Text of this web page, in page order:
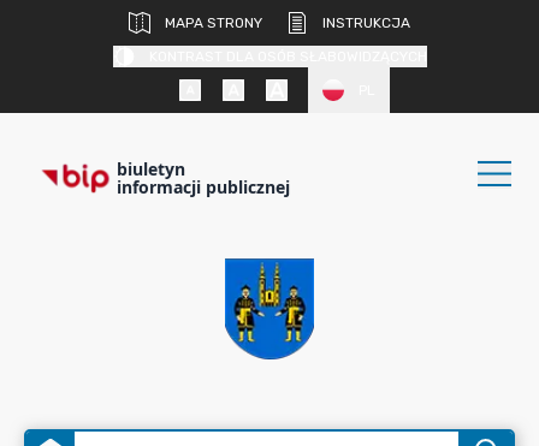
MAPA STRONY
INSTRUKCJA
biuletyn
informacji publicznej